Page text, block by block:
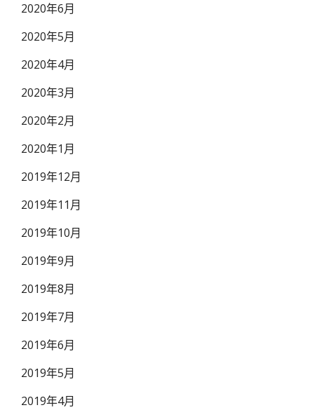
2020年6月
2020年5月
2020年4月
2020年3月
2020年2月
2020年1月
2019年12月
2019年11月
2019年10月
2019年9月
2019年8月
2019年7月
2019年6月
2019年5月
2019年4月